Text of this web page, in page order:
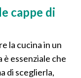
cappe di
la cucina in un
essenziale che
di sceglierla,